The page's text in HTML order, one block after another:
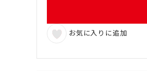
お気に入りに追加